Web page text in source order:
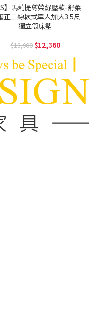
】瑪莉提尊榮紓壓款-舒柔
正三線軟式單人加大3.5尺
獨立筒床墊
13,900 12,360